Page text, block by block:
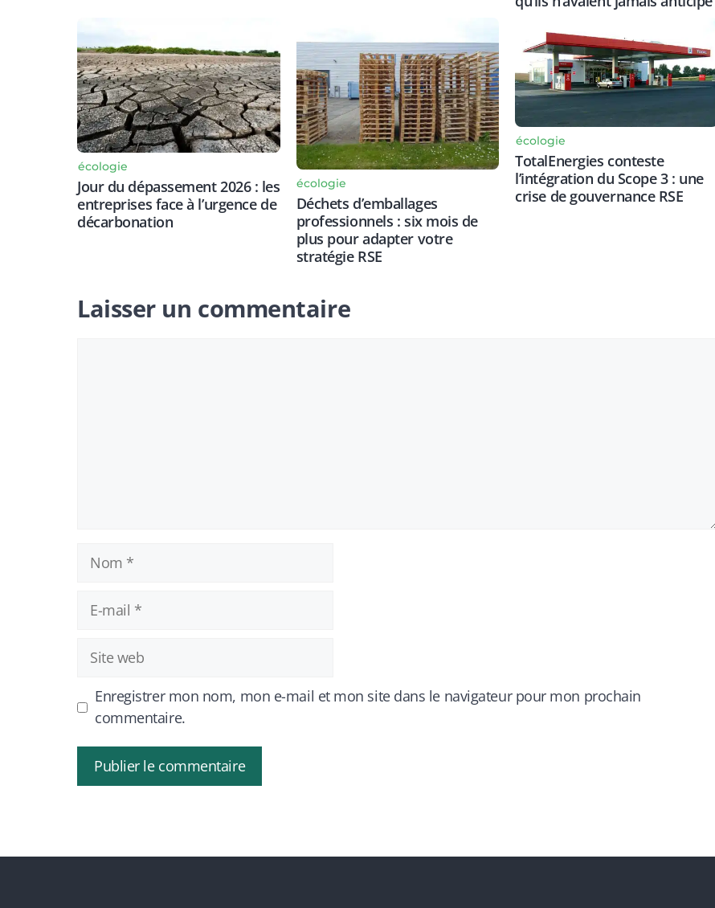
écologie
Jour du dépassement 2026 : les
entreprises face à l’urgence de
décarbonation
écologie
Déchets d’emballages
professionnels : six mois de
plus pour adapter votre
stratégie RSE
écologie
TotalEnergies conteste
l’intégration du Scope 3 : une
crise de gouvernance RSE
Laisser un commentaire
Nom
mail
Site
web
Enregistrer mon nom, mon e-mail et mon site dans le navigateur pour mon prochain
commentaire.